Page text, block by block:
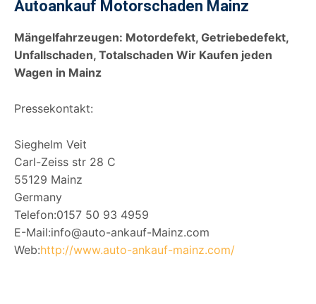
Autoankauf Motorschaden Mainz
Mängelfahrzeugen: Motordefekt, Getriebedefekt,
Unfallschaden, Totalschaden Wir Kaufen jeden
Wagen in Mainz
Pressekontakt:
Sieghelm Veit
Carl-Zeiss str 28 C
55129 Mainz
Germany
Telefon:0157 50 93 4959
E-Mail:info@auto-ankauf-Mainz.com
Web:http://www.auto-ankauf-mainz.com/